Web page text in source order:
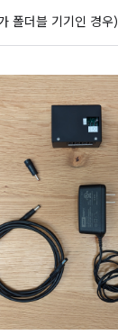
폴더블 기기인 경우)